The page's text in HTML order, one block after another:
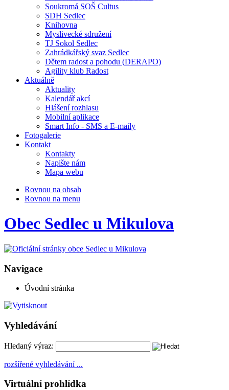
Soukromá SOŠ Cultus
SDH Sedlec
Knihovna
Myslivecké sdružení
TJ Sokol Sedlec
Zahrádkářský svaz Sedlec
Dětem radost a pohodu (DERAPO)
Agility klub Radost
Aktuálně
Aktuality
Kalendář akcí
Hlášení rozhlasu
Mobilní aplikace
Smart Info - SMS a E-maily
Fotogalerie
Kontakt
Kontakty
Napište nám
Mapa webu
Rovnou na obsah
Rovnou na menu
Obec Sedlec u Mikulova
Navigace
Úvodní stránka
Vyhledávání
Hledaný výraz:
rozšířené vyhledávání ...
Virtuální prohlídka